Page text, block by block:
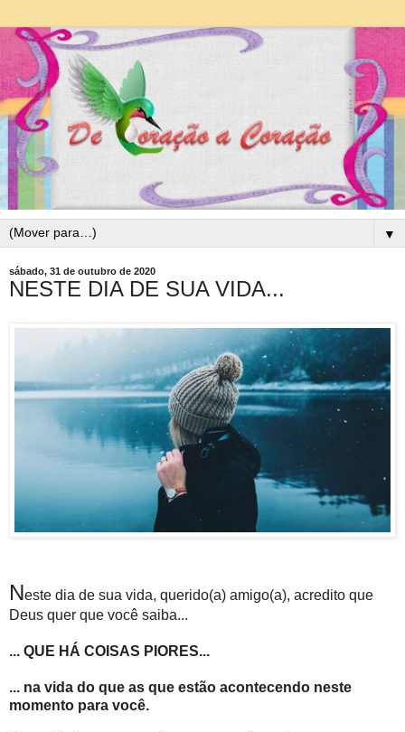
▼
sábado, 31 de outubro de 2020
NESTE DIA DE SUA VIDA...
Neste dia de sua vida, querido(a) amigo(a), acredito que
Deus quer que você saiba...
... QUE HÁ COISAS PIORES...
... na vida do que as que estão acontecendo neste
momento para você.